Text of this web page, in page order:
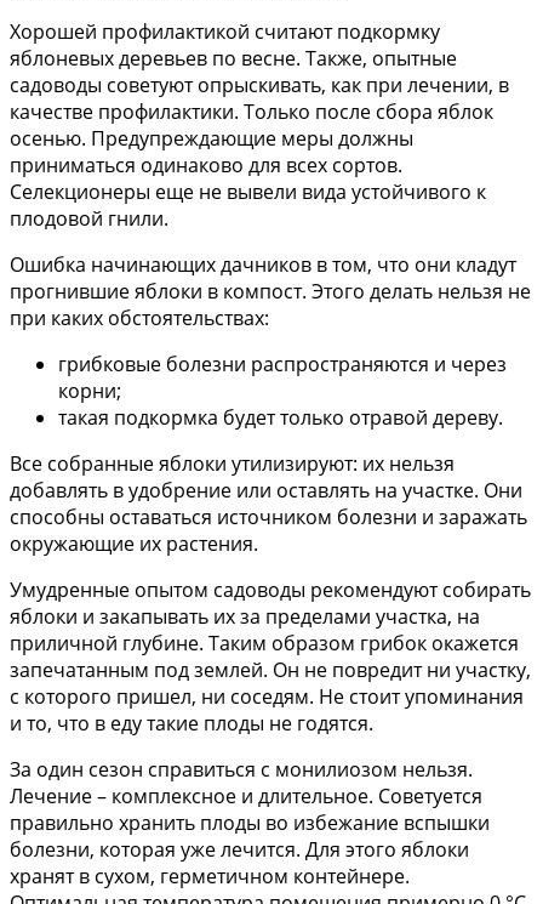
Хорошей профилактикой считают подкормку
яблоневых деревьев по весне. Также, опытные
садоводы советуют опрыскивать, как при лечении, в
качестве профилактики. Только после сбора яблок
осенью. Предупреждающие меры должны
приниматься одинаково для всех сортов.
Селекционеры еще не вывели вида устойчивого к
плодовой гнили.
Ошибка начинающих дачников в том, что они кладут
прогнившие яблоки в компост. Этого делать нельзя не
при каких обстоятельствах:
грибковые болезни распространяются и через
корни;
такая подкормка будет только отравой дереву.
Все собранные яблоки утилизируют: их нельзя
добавлять в удобрение или оставлять на участке. Они
способны оставаться источником болезни и заражать
окружающие их растения.
Умудренные опытом садоводы рекомендуют собирать
яблоки и закапывать их за пределами участка, на
приличной глубине. Таким образом грибок окажется
запечатанным под землей. Он не повредит ни участку,
с которого пришел, ни соседям. Не стоит упоминания
и то, что в еду такие плоды не годятся.
За один сезон справиться с монилиозом нельзя.
Лечение – комплексное и длительное. Советуется
правильно хранить плоды во избежание вспышки
болезни, которая уже лечится. Для этого яблоки
хранят в сухом, герметичном контейнере.